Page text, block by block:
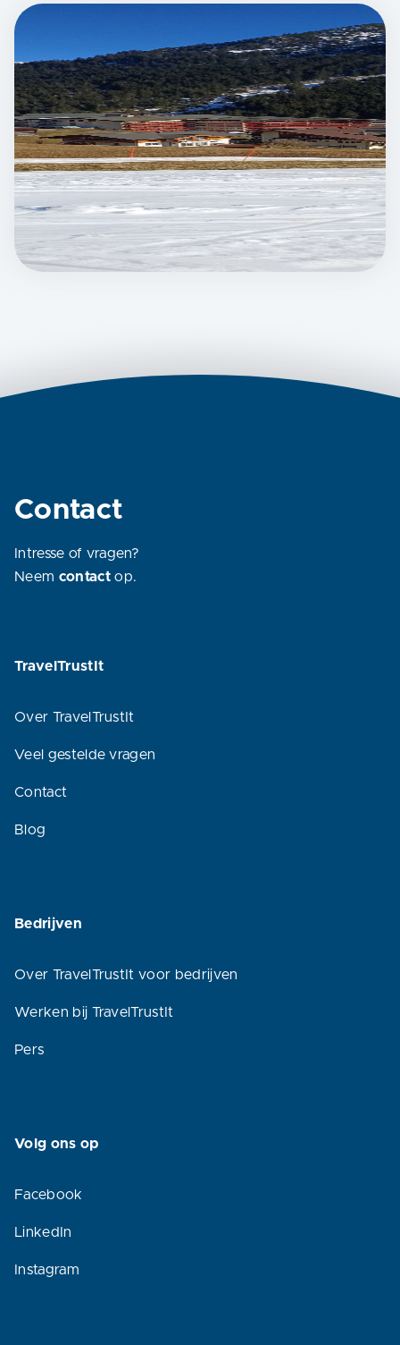
Contact
Intresse of vragen?
Neem contact op.
TravelTrustIt
Over TravelTrustIt
Veel gestelde vragen
Contact
Blog
Bedrijven
Over TravelTrustIt voor bedrijven
Werken bij TravelTrustIt
Pers
Volg ons op
Facebook
LinkedIn
Instagram